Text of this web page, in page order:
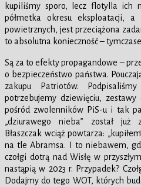
kupiliśmy sporo, lecz flotylla ich
półmetka okresu eksploatacji,
powietrznych, jest przeciążona
to absolutna konieczność –
Są za to efekty propagandowe –
o bezpieczeństwo państwa.
zakupu Patriotów.
potrzebujemy dziewięciu,
pośród zwolenników PiS-u i tak
„dziurawego nieba” został już
Błaszczak wciąż powtarza:
na tle Abramsa. I to niebawem,
czołgi dotrą nad Wisłę w
nastąpią w 2023 r. Przypadek?
Dodajmy do tego WOT, których